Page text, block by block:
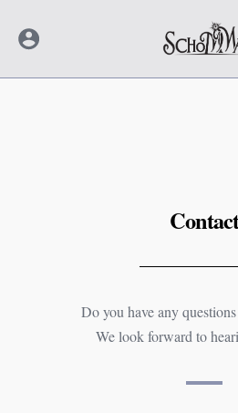
Inhalt
Contact
Do you have any
We look forward to